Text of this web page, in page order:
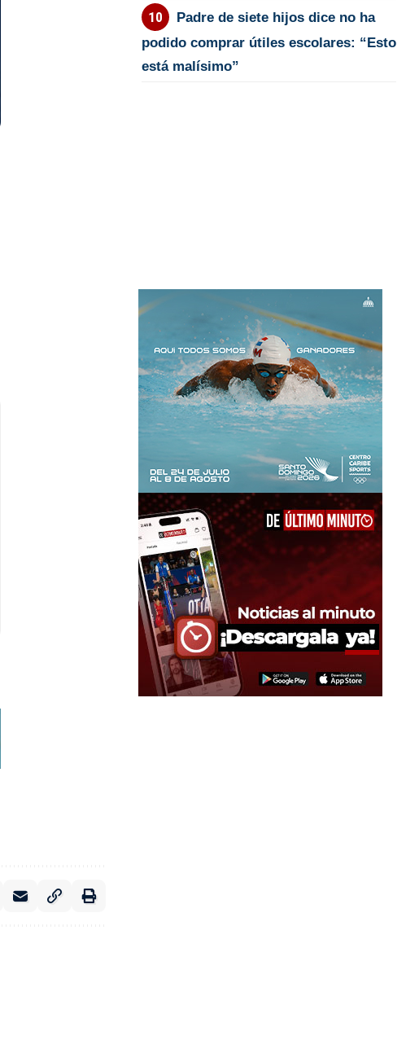
Padre de siete hijos dice no ha
podido comprar útiles escolares: “Esto
está malísimo”